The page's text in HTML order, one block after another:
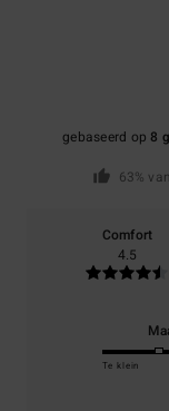
gebaseerd op 8
63%
Comfort
4.5
Te klein